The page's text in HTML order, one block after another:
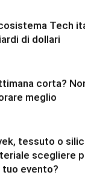
Tech
di dollari
corta?
meglio
tessuto o
scegliere
tuo evento?